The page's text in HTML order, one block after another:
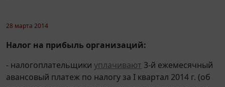
28 марта 2014
Налог на прибыль организаций:
- налогоплательщики уплачивают 3-й ежемесячный
авансовый платеж по налогу за I квартал 2014 г. (об